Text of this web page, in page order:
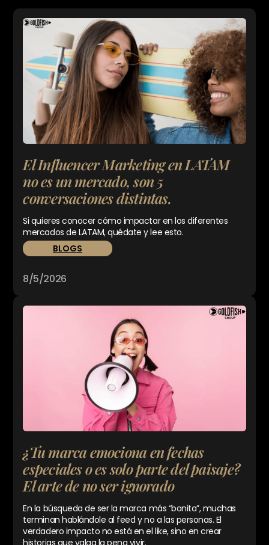
El Influencer Marketing en LATAM
no es un mercado, son 5
conversaciones distintas.
Si quieres conocer cómo impactar en los diferentes
mercados de LATAM, quédate y lee esto.
BLOGS
8/5/2026
¿Tu marca emociona en fechas
especiales o es solo parte del paisaje?
El arte de no ser ignorado
En la búsqueda de ser la marca más “bonita”, muchas
terminan hablándole al feed y no a las personas. El
verdadero impacto no está en el like, sino en crear
historias que valga la pena vivir.